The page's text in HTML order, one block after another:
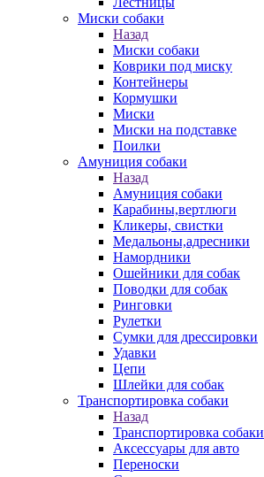
Миски собаки
Назад
Миски собаки
Коврики под миску
Контейнеры
Кормушки
Миски
Миски на подставке
Поилки
Амуниция собаки
Назад
Амуниция собаки
Карабины,вертлюги
Кликеры, свистки
Медальоны,адресники
Намордники
Ошейники для собак
Поводки для собак
Ринговки
Рулетки
Сумки для дрессировки
Удавки
Цепи
Шлейки для собак
Транспортировка собаки
Назад
Транспортировка собаки
Аксессуары для авто
Переноски